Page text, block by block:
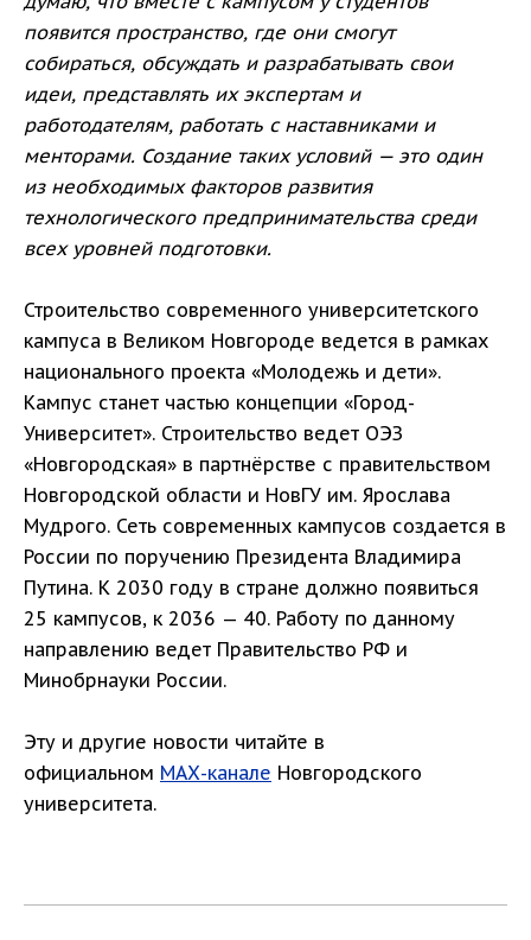
появится пространство, где они смогут
собираться, обсуждать и разрабатывать свои
идеи, представлять их экспертам и
работодателям, работать с наставниками и
менторами. Создание таких условий — это один
из необходимых факторов развития
технологического предпринимательства среди
всех уровней подготовки.
Строительство современного университетского
кампуса в Великом Новгороде ведется в рамках
национального проекта «Молодежь и дети».
Кампус станет частью концепции «Город-
Университет». Строительство ведет ОЭЗ
«Новгородская» в партнёрстве с правительством
Новгородской области и НовГУ им. Ярослава
Мудрого. Сеть современных кампусов создается в
России по поручению Президента Владимира
Путина. К 2030 году в стране должно появиться
25 кампусов, к 2036 — 40. Работу по данному
направлению ведет Правительство РФ и
Минобрнауки России.
Эту и другие новости читайте в
официальном МАХ-канале Новгородского
университета.